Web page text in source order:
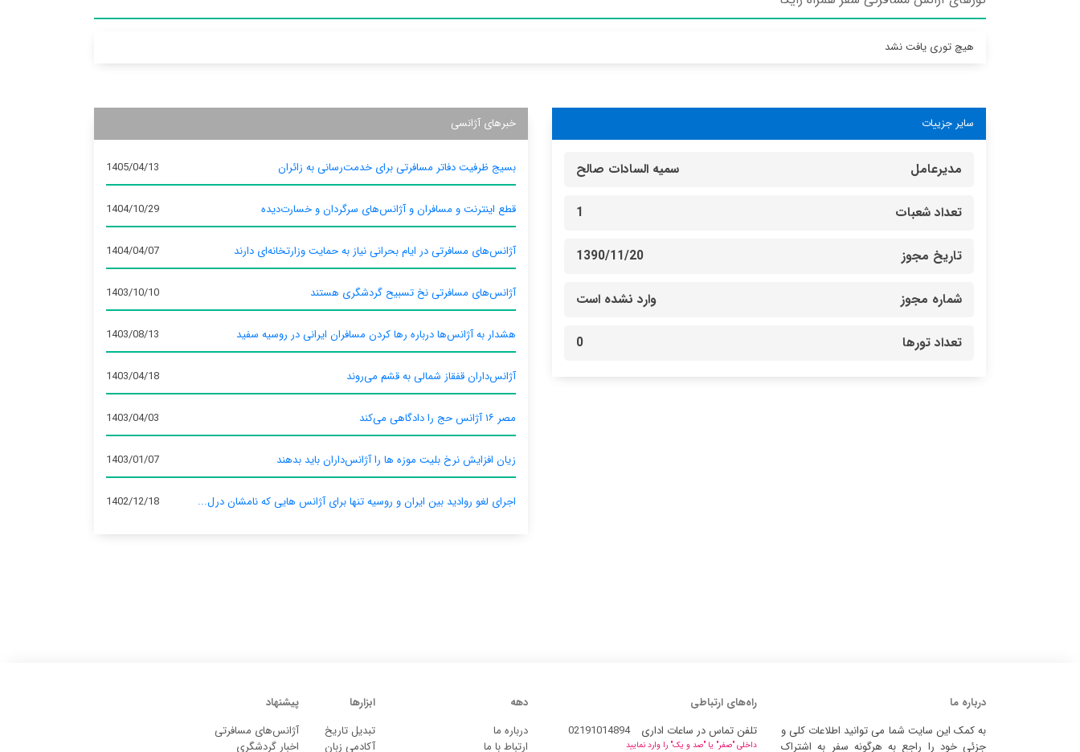
هیچ توری یافت نشد
سایر جزییات
مدیرعامل سمیه السادات صالح
تعداد شعبات 1
تاریخ مجوز 1390/11/20
شماره مجوز وارد نشده است
تعداد تورها 0
خبرهای آژانسی
بسیج ظرفیت دفاتر مسافرتی برای خدمت‌رسانی به زائران 1405/04/13
قطع اینترنت و مسافران و آژانس‌های سرگردان و خسارت‌دیده 1404/10/29
آژانس‌های مسافرتی در ایام بحرانی نیاز به حمایت وزارتخانه‌ای دارند 1404/04/07
آژانس‌های مسافرتی نخ تسبیح گردشگری هستند 1403/10/10
هشدار به آژانس‌ها درباره رها کردن مسافران ایرانی در روسیه سفید 1403/08/13
آژانس‌داران قفقاز شمالی به قشم می‌روند 1403/04/18
مصر ۱۶ آژانس حج را دادگاهی می‌کند 1403/04/03
زیان افزایش نرخ بلیت موزه ها را آژانس‌داران باید بدهند 1403/01/07
اجرای لغو روادید بین ایران و روسیه تنها برای آژانس‌ هایی که نامشان درل... 1402/12/18
درباره ما
به کمک این سایت شما می توانید اطلاعات کلی و
جزئی خود را راجع به هرگونه سفر به اشتراک
راه‌های ارتباطی
تلفن تماس در ساعات اداری
02191014894
داخلی "صفر" یا "صد و یک" را وارد نمایید
دهه
درباره ما
ارتباط با ما
ابزارها
تبدیل تاریخ
آکادمی زبان
پیشنهاد
آژانس‌های مسافرتی
اخبار گردشگری